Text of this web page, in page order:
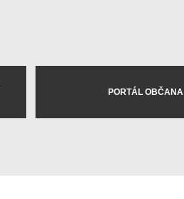
PORTÁL OBČANA